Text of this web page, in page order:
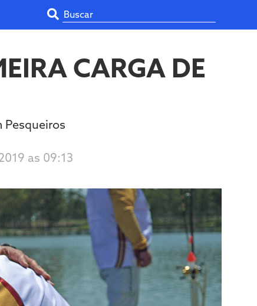
CARGA DE
Pesqueiros
as 09:13